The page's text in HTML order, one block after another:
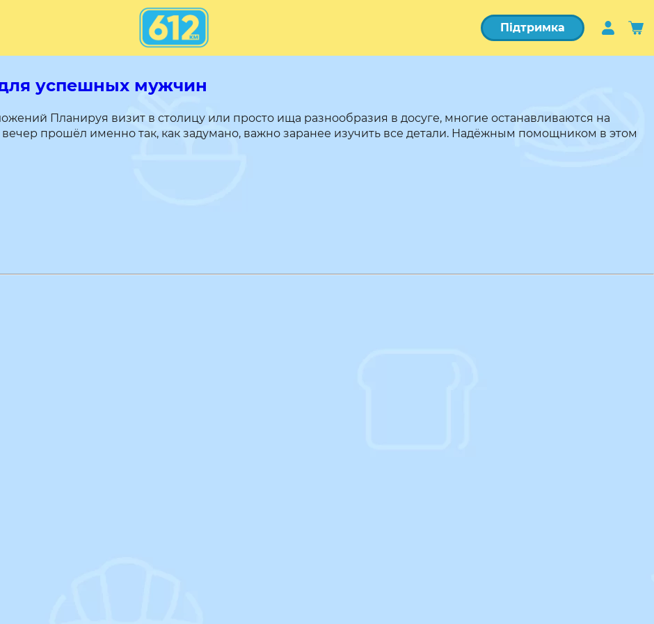
Підтримка
успешных мужчин
Планируя визит в столицу или просто ища разнообразия в досуге, многие останавливаются на
вечер прошёл именно так, как задумано, важно заранее изучить все детали. Надёжным помощником в этом